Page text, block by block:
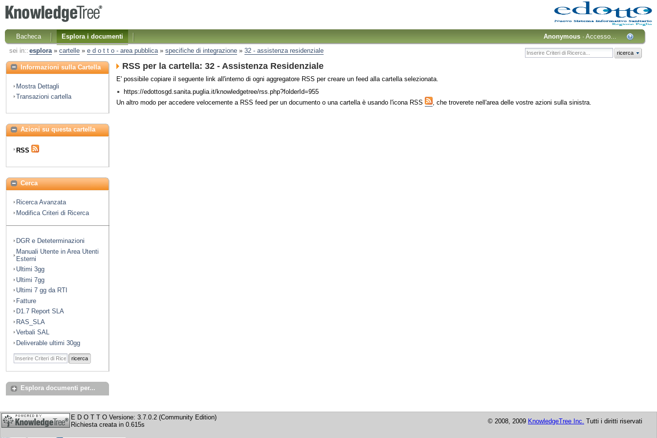
Bacheca Esplora i documenti Anonymous ·Accesso...
sei in:: esplora» cartelle» e d o t t o - area pubblica» specifiche di integrazione» 32 - assistenza residenziale ricerca
Informazioni sulla Cartella
Mostra Dettagli
Transazioni cartella
Azioni su questa cartella
RSS
Cerca
Ricerca Avanzata
Modifica Criteri di Ricerca
DGR e Deteterminazioni
Manuali Utente in Area Utenti
Esterni
Ultimi 3gg
Ultimi 7gg
Ultimi 7 gg da RTI
Fatture
D1.7 Report SLA
RAS_SLA
Verbali SAL
Deliverable ultimi 30gg
ricerca
Esplora documenti per...
RSS per la cartella: 32 - Assistenza Residenziale
E' possibile copiare il seguente link all'interno di ogni aggregatore RSS per creare un feed alla cartella selezionata.
https://edottosgd.sanita.puglia.it/knowledgetree/rss.php?folderId=955
Un altro modo per accedere velocemente a RSS feed per un documento o una cartella è usando l'icona RSS
, che troverete nell'area delle vostre azioni sulla sinistra.
E D O T T O Versione: 3.7.0.2 (Community Edition)
Richiesta creata in 0.615s
© 2008, 2009 KnowledgeTree Inc. Tutti i diritti riservati